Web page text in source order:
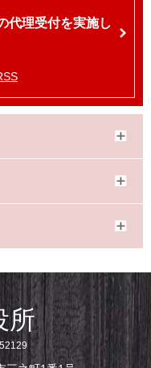
代理受付を実施し
所